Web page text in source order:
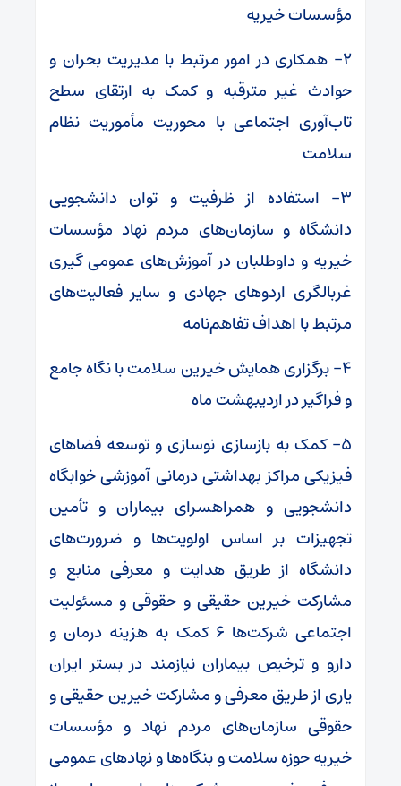
مؤسسات خیریه
۲- همکاری در امور مرتبط با مدیریت بحران و
حوادث غیر مترقبه و کمک به ارتقای سطح
تاب‌آوری اجتماعی با محوریت مأموریت نظام
سلامت
۳- استفاده از ظرفیت و توان دانشجویی
دانشگاه و سازمان‌های مردم نهاد مؤسسات
خیریه و داوطلبان در آموزش‌های عمومیگیری
غربالگری اردوهای جهادی و سایر فعالیت‌های
مرتبط با اهداف تفاهم‌نامه
۴- برگزاری همایش خیرین سلامت با نگاه جامع
و فراگیر در اردیبهشت ماه
۵- کمک به بازسازی نوسازی و توسعه فضاهای
فیزیکی مراکز بهداشتی درمانی آموزشی خوابگاه
دانشجویی و همراهسرای بیماران و تأمین
تجهیزات بر اساس اولویت‌ها و ضرورت‌های
دانشگاه از طریق هدایت و معرفی منابع و
مشارکت خیرین حقیقی و حقوقی و مسئولیت
اجتماعی شرکت‌ها ۶ کمک به هزینه درمان و
دارو و ترخیص بیماران نیازمند در بستر ایران
یاری از طریق معرفی و مشارکت خیرین حقیقی و
حقوقی سازمان‌های مردم نهاد و مؤسسات
خیریه حوزه سلامت و بنگاه‌ها و نهادهای عمومی